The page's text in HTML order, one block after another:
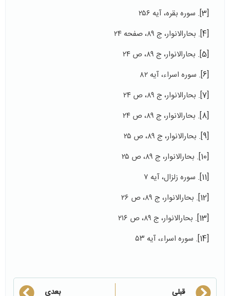
[3] . سوره بقره، آیه ۲۵۶
[4] . بحارالانوار، ج ۸۹، صفحه ۲۴
[5] . بحارالانوار، ج ۸۹، ص ۲۴
[6] . سوره اسراء، آیه ۸۲
[7] . بحارالانوار، ج ۸۹، ص ۲۴
[8] . بحارالانوار، ج ۸۹، ص ۲۴
[9] . بحارالانوار، ج ۸۹، ص ۲۵
[10]
. بحارالانوار، ج ۸۹، ص ۲۵
[11] . سوره زلزال، آیه ۷
[12]
. بحارالانوار، ج ۸۹، ص ۲۶
[13]
. بحارالانوار، ج ۸۹، ص ۲۱۶
[14]
. سوره اسراء، آیه ۵۳
قبلی بعدی